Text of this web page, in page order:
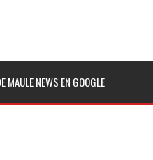
con
cara”
MAULE NEWS EN GOOGLE